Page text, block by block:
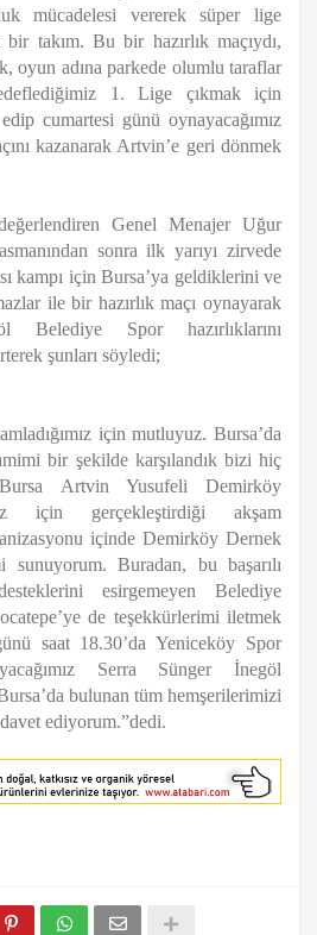
mücadelesi vererek süper lige
takım. Bu bir hazırlık maçıydı,
oyun adına parkede olumlu taraflar
1. Lige çıkmak için
edip cumartesi günü oynayacağımız
kazanarak Artvin’e geri dönmek
Genel Menajer Uğur
sonra ilk yarıyı zirvede
kampı için Bursa’ya geldiklerini ve
ile bir hazırlık maçı oynayarak
Belediye Spor hazırlıklarını
şunları söyledi;
için mutluyuz. Bursa’da
bir şekilde karşılandık bizi hiç
Bursa Artvin Yusufeli Demirköy
için gerçekleştirdiği akşam
içinde Demirköy Dernek
sunuyorum. Buradan, bu başarılı
esirgemeyen Belediye
de teşekkürlerimi iletmek
saat 18.30’da Yeniceköy Spor
Serra Sünger İnegöl
bulunan tüm hemşerilerimizi
davet ediyorum.”dedi.